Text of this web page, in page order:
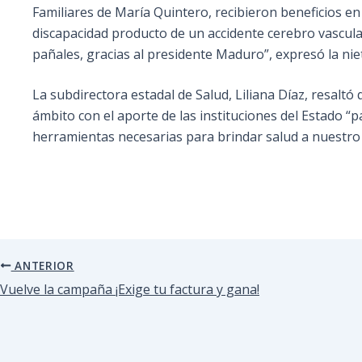
Familiares de María Quintero, recibieron beneficios
discapacidad producto de un accidente cerebro
pañales, gracias al presidente Maduro”, expresó la
La subdirectora estadal de Salud, Liliana Díaz,
ámbito con el aporte de las instituciones del Estado
herramientas necesarias para brindar salud a nuestro
ANTERIOR
Vuelve la campaña ¡Exige tu factura y gana!